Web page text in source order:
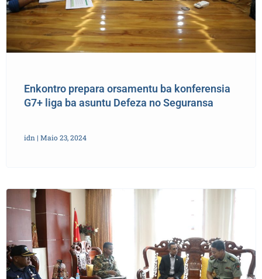
Enkontro prepara orsamentu ba konferensia
G7+ liga ba asuntu Defeza no Seguransa
idn Maio 23, 2024